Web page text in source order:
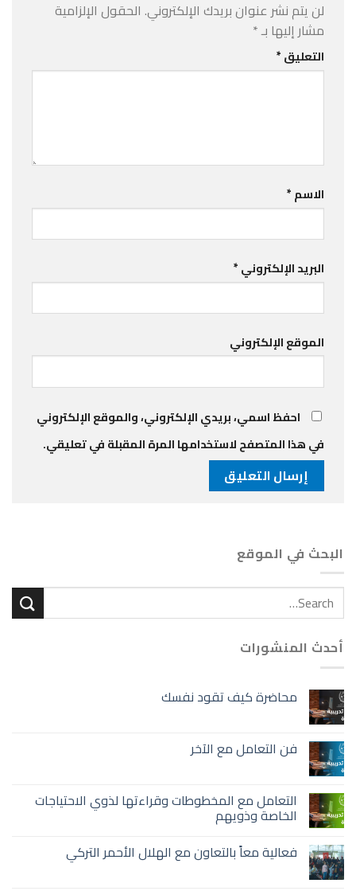
لن يتم نشر عنوان بريدك الإلكتروني. الحقول الإلزامية
مشار إليها بـ*
التعليق*
الاسم*
البريد الإلكتروني*
الموقع الإلكتروني
احفظ اسمي، بريدي الإلكتروني، والموقع الإلكتروني
في هذا المتصفح لاستخدامها المرة المقبلة في تعليقي.
البحث في الموقع
أحدث المنشورات
محاضرة كيف تقود نفسك
فن التعامل مع الآخر
التعامل مع المخطوطات وقراءتها لذوي الاحتياجات
الخاصة وذويهم
فعالية معاً بالتعاون مع الهلال الأحمر التركي